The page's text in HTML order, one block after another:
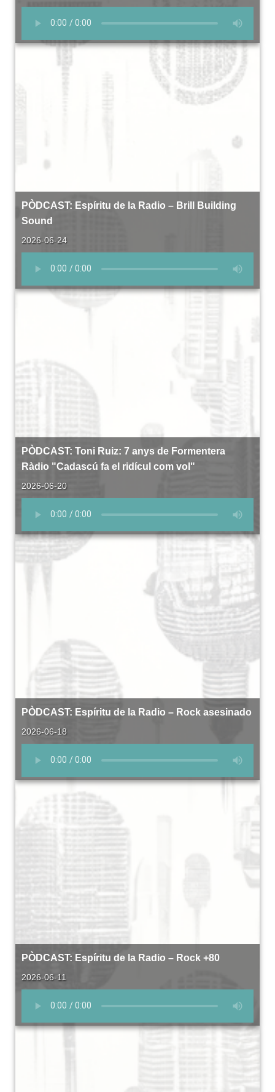
PÒDCAST: Espíritu de la Radio – Brill Building
Sound
2026-06-24
PÒDCAST: Toni Ruiz: 7 anys de Formentera
Ràdio "Cadascú fa el ridícul com vol"
2026-06-20
PÒDCAST: Espíritu de la Radio – Rock asesinado
2026-06-18
PÒDCAST: Espíritu de la Radio – Rock +80
2026-06-11